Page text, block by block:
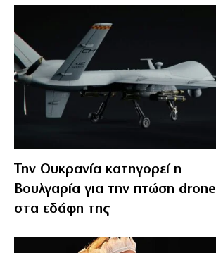
Την Ουκρανία κατηγορεί η
Βουλγαρία για την πτώση drone
στα εδάφη της